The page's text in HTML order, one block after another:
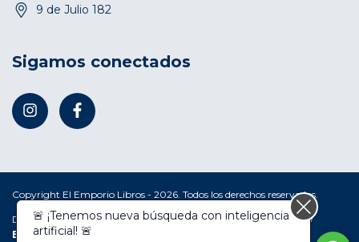
9 de Julio 182
Sigamos conectados
Copyright El Emporio Libros - 2026. Todos los derechos reservados.
Defensa de las y los consumidores. Para reclamos ingresá acá. /
Botón de arrepentimiento
🚨 ¡Tenemos nueva búsqueda con inteligencia
artificial! 🚨